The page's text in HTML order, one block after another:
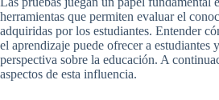
herramientas que permiten evaluar el
adquiridas por los estudiantes. Entender
el aprendizaje puede ofrecer a estudiantes
perspectiva sobre la educación. A
aspectos de esta influencia.